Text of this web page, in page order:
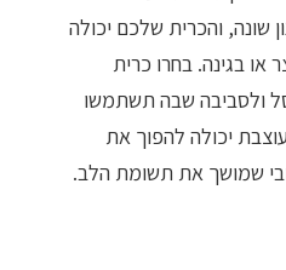
שונה, והכרית שלכם יכולה
או בגינה. בחרו כרית
ולסביבה שבה תשתמשו
יכולה להפוך את
שמושך את תשומת הלב.